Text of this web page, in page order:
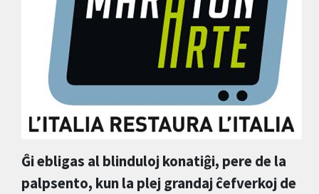
Ĝi ebligas al blinduloj konatiĝi, pere de la
palpsento, kun la plej grandaj ĉefverkoj de